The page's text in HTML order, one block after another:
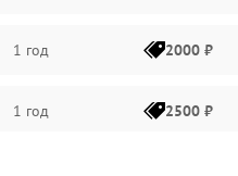
1 год 2000 ₽
1 год 2500 ₽